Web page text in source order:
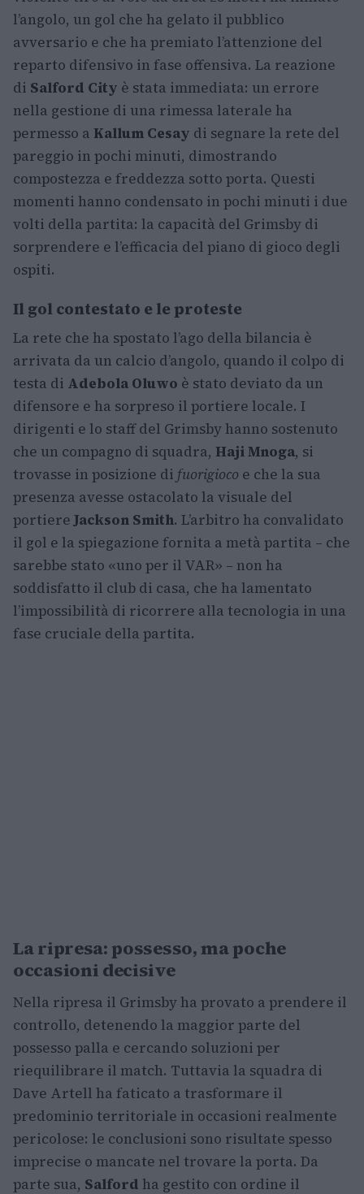
l’angolo, un gol che ha gelato il pubblico
avversario e che ha premiato l’attenzione del
reparto difensivo in fase offensiva. La reazione
di Salford City è stata immediata: un errore
nella gestione di una rimessa laterale ha
permesso a Kallum Cesay di segnare la rete del
pareggio in pochi minuti, dimostrando
compostezza e freddezza sotto porta. Questi
momenti hanno condensato in pochi minuti i due
volti della partita: la capacità del Grimsby di
sorprendere e l’efficacia del piano di gioco degli
ospiti.
Il gol contestato e le proteste
La rete che ha spostato l’ago della bilancia è
arrivata da un calcio d’angolo, quando il colpo di
testa di Adebola Oluwo è stato deviato da un
difensore e ha sorpreso il portiere locale. I
dirigenti e lo staff del Grimsby hanno sostenuto
che un compagno di squadra, Haji Mnoga, si
trovasse in posizione di fuorigioco e che la sua
presenza avesse ostacolato la visuale del
portiereJackson Smith. L’arbitro ha convalidato
il gol e la spiegazione fornita a metà partita – che
sarebbe stato «uno per il VAR» – non ha
soddisfatto il club di casa, che ha lamentato
l’impossibilità di ricorrere alla tecnologia in una
fase cruciale della partita.
La ripresa: possesso, ma poche
occasioni decisive
Nella ripresa il Grimsby ha provato a prendere il
controllo, detenendo la maggior parte del
possesso palla e cercando soluzioni per
riequilibrare il match. Tuttavia la squadra di
Dave Artell ha faticato a trasformare il
predominio territoriale in occasioni realmente
pericolose: le conclusioni sono risultate spesso
imprecise o mancate nel trovare la porta. Da
parte sua, Salford ha gestito con ordine il